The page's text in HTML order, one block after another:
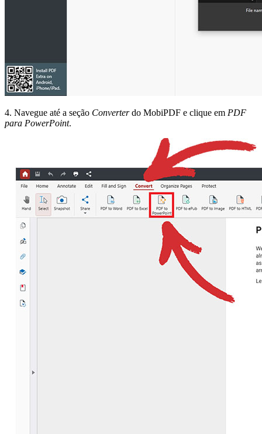
4. Navegue até a seção Converterdo MobiPDF e clique em PDF
para PowerPoint.